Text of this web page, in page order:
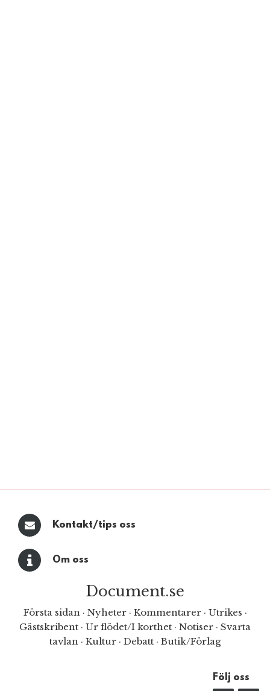
Kontakt/tips oss
Om oss
Document.se
Första sidan· Nyheter· Kommentarer· Utrikes ·
Gästskribent · Ur flödet/I korthet · Notiser · Svarta
tavlan · Kultur · Debatt · Butik/Förlag
Följ oss